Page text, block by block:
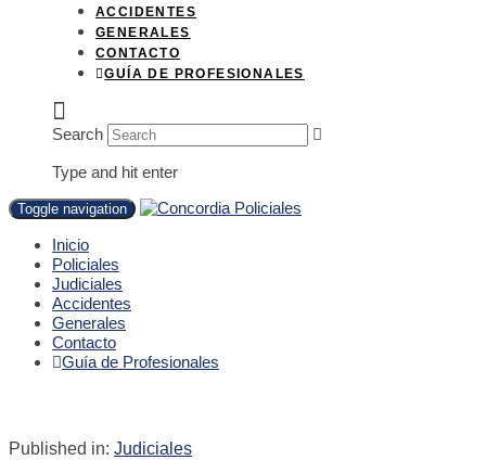
ACCIDENTES
GENERALES
CONTACTO
GUÍA DE PROFESIONALES
Search
Type and hit enter
Toggle navigation
Inicio
Policiales
Judiciales
Accidentes
Generales
Contacto
Guía de Profesionales
Published in: Judiciales